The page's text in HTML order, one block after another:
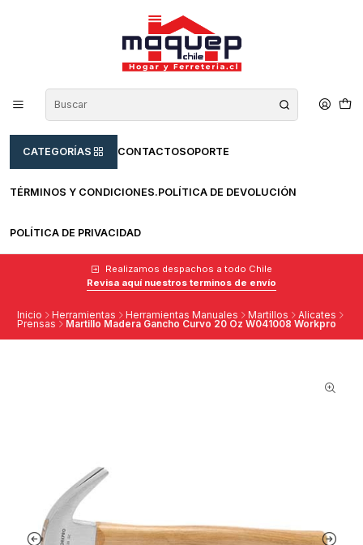
CATEGORÍAS CONTACTOSOPORTE
TÉRMINOS Y CONDICIONES.POLÍTICA DE DEVOLUCIÓN
POLÍTICA DE PRIVACIDAD
Realizamos despachos a todo Chile
Revisa aquí nuestros terminos de envío
Inicio Herramientas Herramientas Manuales Martillos Alicates
Prensas Martillo Madera Gancho Curvo 20 Oz W041008 Workpro